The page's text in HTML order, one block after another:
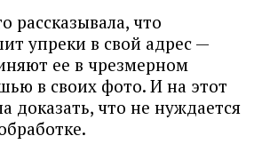
рассказывала, что
упреки в свой адрес —
ее в чрезмерном
в своих фото. И на этот
доказать, что не нуждается